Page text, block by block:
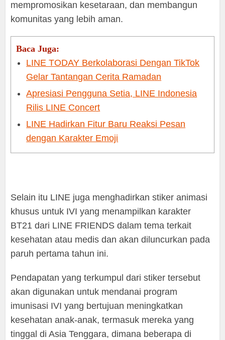
mempromosikan kesetaraan, dan membangun
komunitas yang lebih aman.
Baca Juga:
LINE TODAY Berkolaborasi Dengan TikTok
Gelar Tantangan Cerita Ramadan
Apresiasi Pengguna Setia, LINE Indonesia
Rilis LINE Concert
LINE Hadirkan Fitur Baru Reaksi Pesan
dengan Karakter Emoji
Selain itu LINE juga menghadirkan stiker animasi
khusus untuk IVI yang menampilkan karakter
BT21 dari LINE FRIENDS dalam tema terkait
kesehatan atau medis dan akan diluncurkan pada
paruh pertama tahun ini.
Pendapatan yang terkumpul dari stiker tersebut
akan digunakan untuk mendanai program
imunisasi IVI yang bertujuan meningkatkan
kesehatan anak-anak, termasuk mereka yang
tinggal di Asia Tenggara, dimana beberapa di